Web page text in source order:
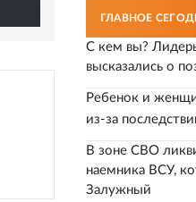
ГЛАВНОЕ
С кем вы?
высказались о
Ребенок и
из-за
В зоне СВО
наемника ВСУ,
Залужный